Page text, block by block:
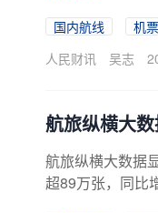
国内航线 机
人民财讯
吴志
航旅纵横大
航旅纵横大数据
超89万张，同比